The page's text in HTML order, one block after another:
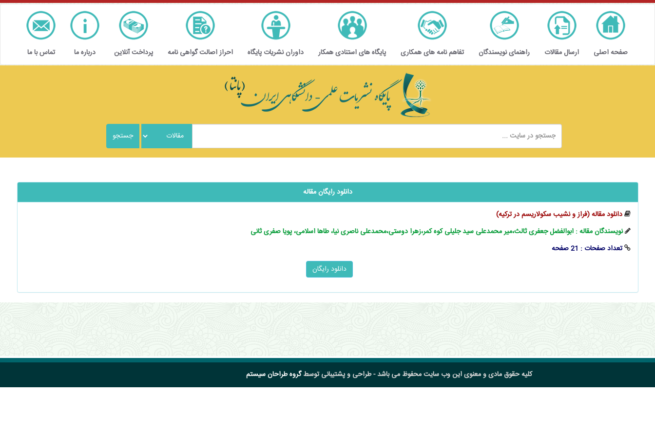
صفحه اصلی ارسال مقالات راهنمای نویسندگان تفاهم نامه های همکاری پایگاه های استنادی همکار داوران نشریات پایگاه احراز اصالت گواهی نامه پرداخت آنلاین درباره ما تماس با ما
دانلود رایگان مقاله
دانلود مقاله (فراز و نشیب سکولاریسم در ترکیه)
نویسندگان مقاله : ابوالفضل جعفری ثالث،میر محمدعلی سید جلیلی کوه کمر،زهرا دوستی،محمدعلی ناصری‌ نیا، طاها اسلامی، پویا صفری ثانی
تعداد صفحات : 21 صفحه
کلیه حقوق مادی و معنوی این وب سایت محفوظ می باشد - طراحی و پشتیبانی توسطگروه طراحان سیستم